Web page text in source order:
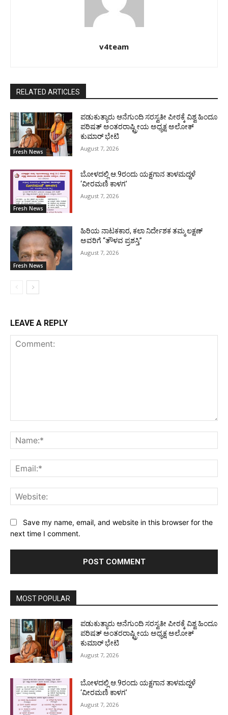
v4team
RELATED ARTICLES
Fresh News
ಪಡುಕುತ್ಯಾರು ಆನೆಗುಂದಿ ಸರಸ್ವತೀ ಪೀಠಕ್ಕೆ ವಿಶ್ವ ಹಿಂದೂ
ಪರಿಷತ್ ಅಂತರರಾಷ್ಟ್ರೀಯ ಅಧ್ಯಕ್ಷ ಅಲೋಕ್
ಕುಮಾರ್ ಭೇಟಿ
August 7, 2026
Fresh News
ಬೋಳದಲ್ಲಿ ಆ.9ರಂದು ಯಕ್ಷಗಾನ ತಾಳಮದ್ದಳೆ
‘ವೀರಮಣಿ ಕಾಳಗ’
August 7, 2026
Fresh News
ಹಿರಿಯ ನಾಟಕಕಾರ, ಕಲಾ ನಿರ್ದೇಶಕ ತಮ್ಮ ಲಕ್ಷಣ್
ಅವರಿಗೆ “ತೌಳವ ಪ್ರಶಸ್ತಿ”
August 7, 2026
LEAVE A REPLY
Save my name, email, and website in this browser for the
next time I comment.
MOST POPULAR
ಪಡುಕುತ್ಯಾರು ಆನೆಗುಂದಿ ಸರಸ್ವತೀ ಪೀಠಕ್ಕೆ ವಿಶ್ವ ಹಿಂದೂ
ಪರಿಷತ್ ಅಂತರರಾಷ್ಟ್ರೀಯ ಅಧ್ಯಕ್ಷ ಅಲೋಕ್
ಕುಮಾರ್ ಭೇಟಿ
August 7, 2026
ಬೋಳದಲ್ಲಿ ಆ.9ರಂದು ಯಕ್ಷಗಾನ ತಾಳಮದ್ದಳೆ
‘ವೀರಮಣಿ ಕಾಳಗ’
August 7, 2026